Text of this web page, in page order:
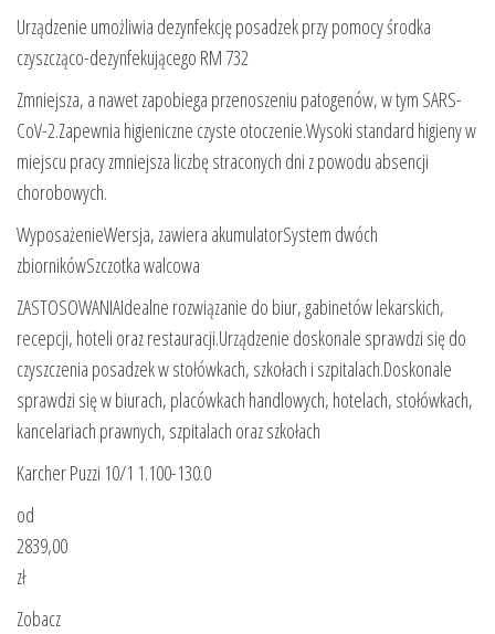
Urządzenie umożliwia dezynfekcję posadzek przy pomocy środka
czyszcząco-dezynfekującego RM 732
Zmniejsza, a nawet zapobiega przenoszeniu patogenów, w tym SARS-
CoV-2.Zapewnia higieniczne czyste otoczenie.Wysoki standard higieny w
miejscu pracy zmniejsza liczbę straconych dni z powodu absencji
chorobowych.
WyposażenieWersja, zawiera akumulatorSystem dwóch
zbiornikówSzczotka walcowa
ZASTOSOWANIAIdealne rozwiązanie do biur, gabinetów lekarskich,
recepcji, hoteli oraz restauracji.Urządzenie doskonale sprawdzi się do
czyszczenia posadzek w stołówkach, szkołach i szpitalach.Doskonale
sprawdzi się w biurach, placówkach handlowych, hotelach, stołówkach,
kancelariach prawnych, szpitalach oraz szkołach
Karcher Puzzi 10/1 1.100-130.0
od
2839,00
zł
Zobacz